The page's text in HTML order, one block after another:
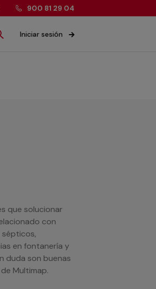
900 81 29 04
Iniciar sesión
que solucionar
con
en fontanería y
duda son buenas
Multimap.